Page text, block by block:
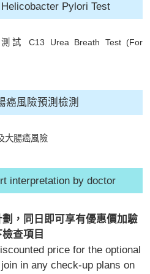
Pylori Test
試 C13 Urea Breath Test (For
風險預測檢測
大腸癌風險
interpretation by doctor
，同日即可享有優惠價加驗
查項目
price for the optional
in any check-up plans on